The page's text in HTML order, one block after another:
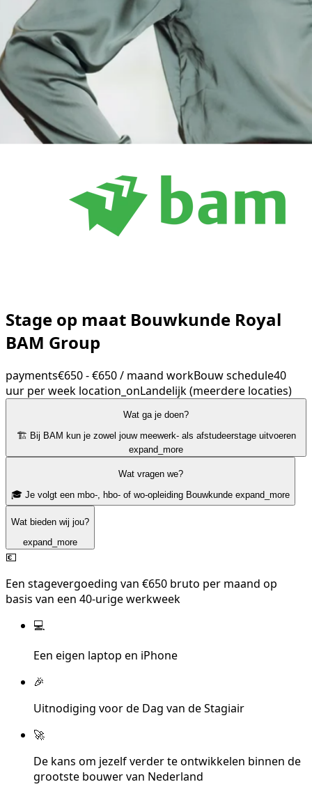
Stage op maat Bouwkunde Royal
BAM Group
payments€650 - €650 / maand workBouwschedule40
uur per week location_onLandelijk (meerdere locaties)
Wat ga je doen?
🏗️ Bij BAM kun je zowel jouw meewerk- als afstudeerstage uitvoeren
expand_more
Wat vragen we?
🎓 Je volgt een mbo-, hbo- of wo-opleiding Bouwkunde expand_more
Wat bieden wij jou?
expand_more
💶
Een stagevergoeding van €650 bruto per maand op
basis van een 40-urige werkweek
💻
Een eigen laptop en iPhone
🎉
Uitnodiging voor de Dag van de Stagiair
🚀
De kans om jezelf verder te ontwikkelen binnen de
grootste bouwer van Nederland